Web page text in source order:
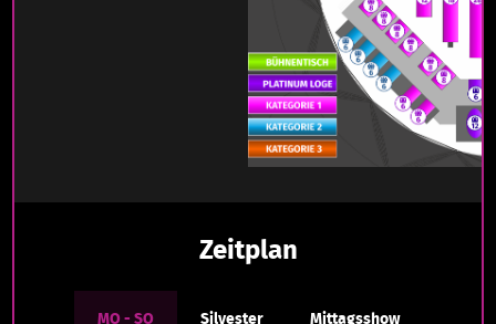
Zeitplan
MO - SO Silvester Mittagsshow